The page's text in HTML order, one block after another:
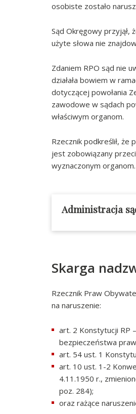
osobiste zostało
Sąd Okręgowy przyjął,
użyte słowa nie
Zdaniem RPO sąd nie
działała bowiem w
dotyczącej powołania
zawodowe w sądach
właściwym organom.
Rzecznik podkreślił,
jest zobowiązany
wyznaczonym organom.
Administracja
Skarga
Rzecznik Praw
na naruszenie:
art. 2 Konstytucji RP
bezpieczeństwa
art. 54 ust. 1
art. 10 ust. 1-2
4.11.1950 r.,
poz. 284);
oraz rażące